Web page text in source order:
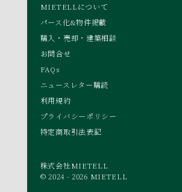
MIETELLについて
パース化&物件掲載
購入・売却・建築相談
お問合せ
FAQs
ニュースレター購読
利用規約
プライバシーポリシー
特定商取引法表記
株式会社MIETELL
© 2024 - 2026 MIETELL